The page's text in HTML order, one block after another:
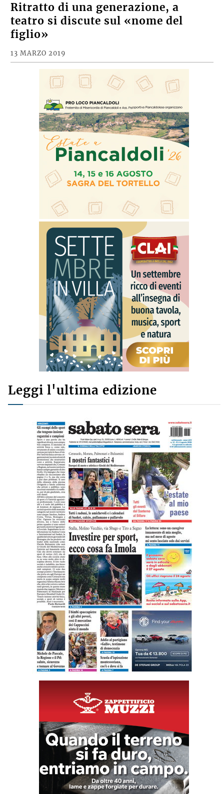
Ritratto di una generazione, a
teatro si discute sul «nome del
figlio»
13 MARZO 2019
Leggi l'ultima edizione